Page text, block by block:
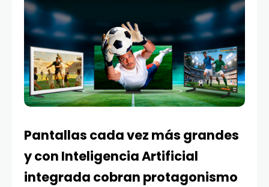
Pantallas cada vez más grandes
y con Inteligencia Artificial
integrada cobran protagonismo